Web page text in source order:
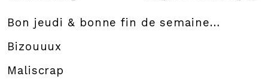
Bon jeudi & bonne fin de semaine…
Bizouuux
Maliscrap